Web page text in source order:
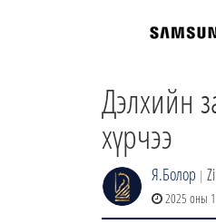
Дэлхийн
хүрчээ
Я.Болор |
2025 оны